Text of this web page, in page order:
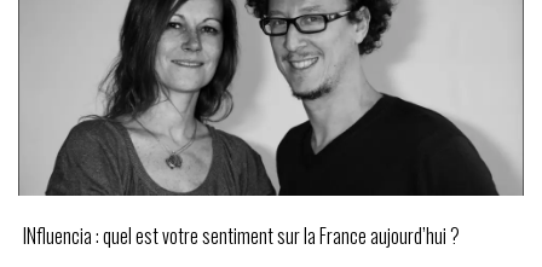
INfluencia : quel est votre sentiment sur la France aujourd’hui ?